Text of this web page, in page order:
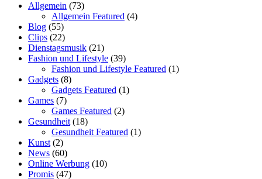
Allgemein (73)
Allgemein Featured (4)
Blog (55)
Clips (22)
Dienstagsmusik (21)
Fashion und Lifestyle (39)
Fashion und Lifestyle Featured (1)
Gadgets (8)
Gadgets Featured (1)
Games (7)
Games Featured (2)
Gesundheit(18)
Gesundheit Featured (1)
Kunst(2)
News (60)
Online Werbung (10)
Promis (47)